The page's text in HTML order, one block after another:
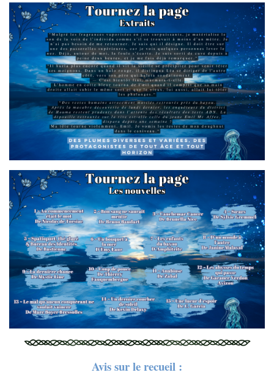
Avis sur le recueil :